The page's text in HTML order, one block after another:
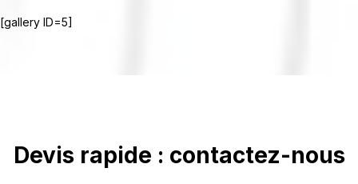
[gallery ID=5]
Devis rapide : contactez-nous